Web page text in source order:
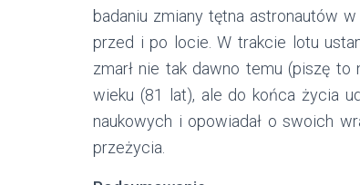
badaniu zmiany tętna astronautów
przed i po locie. W trakcie lotu
zmarł nie tak dawno temu (piszę
wieku (81 lat), ale do końca życia
naukowych i opowiadał o swoich
przeżycia.